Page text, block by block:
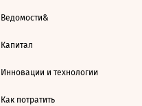
Ведомости&
Капитал
Инновации и технологии
Как потратить